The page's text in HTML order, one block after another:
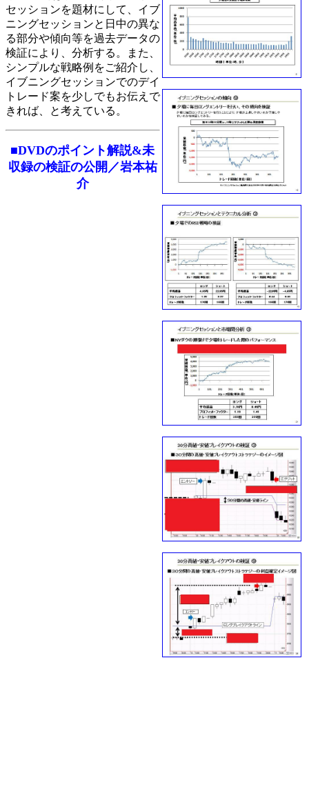
セッションを題材にして、イブ
ニングセッションと日中の異な
る部分や傾向等を過去データの
検証により、分析する。また、
シンプルな戦略例をご紹介し、
イブニングセッションでのデイ
トレード案を少しでもお伝えで
きれば、と考えている。
■DVDのポイント解説&未
収録の検証の公開／岩本祐
介